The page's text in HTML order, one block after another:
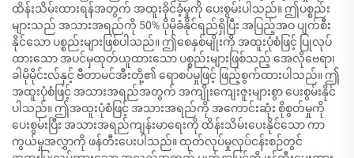
ထိန်းသိမ်းထားရန်အတွက် အထူးခိုင်ခံ့မှုကို ပေးစွမ်းပါသည်။ ဤပစ္စည်း
များသည် အသားအရည်ကို 50% ပိုမိုခံနိုင်ရည်ရှိပြီး အပြည့်အဝ ပျက်စီး
နိုင်သော ပစ္စည်းများဖြစ်ပါသည်။ ဤစေနှစ်မျိုးကို အထူးပုံစံဖြင့် ပြုလုပ်
ထားသော အပင်မှထုတ်ယူထားသော ပစ္စည်းများဖြစ်သည့် အေလိုဗေရာ၊
ခါမိုမိုင်းလ်နှင့် ဗီတာမင်အီးတို့၏ ရောစပ်မှုဖြင့် ဖြည့်စွက်ထားပါသည်။ ဤ
အထူးပုံစံဖြင့် အသားအရည်အတွက် အကျိုးကျေးဇူးများစွာ ပေးစွမ်းနိုင်
ပါသည်။ ဤအထူးပုံစံဖြင့် အသားအရည်ကို အကောင်းဆုံး စိုစွတ်မှုကို
ပေးစွမ်းပြီး အသားအရည်ကျန်းမာရေးကို ထိန်းသိမ်းပေးနိုင်သော ကာ
ကွယ်မှုအလွှာကို ဖန်တီးပေးပါသည်။ ထုတ်လုပ်မှုလုပ်ငန်းစဉ်တွင်